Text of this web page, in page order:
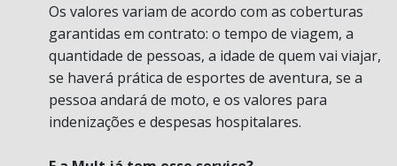
Os valores variam de acordo com as coberturas
garantidas em contrato: o tempo de viagem, a
quantidade de pessoas, a idade de quem vai viajar,
se haverá prática de esportes de aventura, se a
pessoa andará de moto, e os valores para
indenizações e despesas hospitalares.